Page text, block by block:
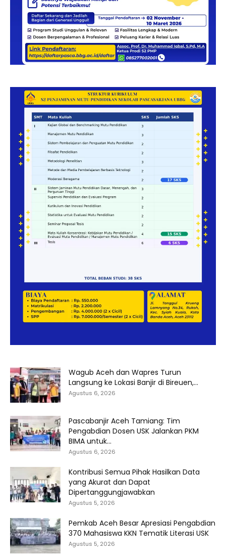
Wagub Aceh dan Wapres Turun
Langsung ke Lokasi Banjir di Bireuen,...
Agustus 6, 2026
Pascabanjir Aceh Tamiang: Tim
Pengabdian Dosen USK Jalankan PKM
BIMA untuk...
Agustus 6, 2026
Kontribusi Semua Pihak Hasilkan Data
yang Akurat dan Dapat
Dipertanggungjawabkan
Agustus 5, 2026
Pemkab Aceh Besar Apresiasi Pengabdian
370 Mahasiswa KKN Tematik Literasi USK
Agustus 5, 2026